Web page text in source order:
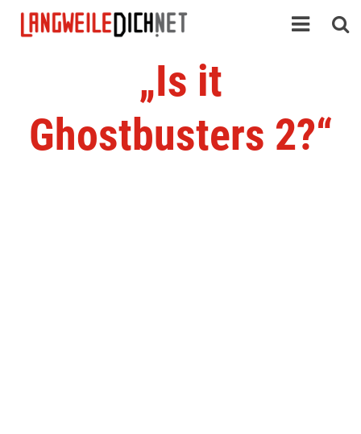
„Is it
Ghostbusters 2?“